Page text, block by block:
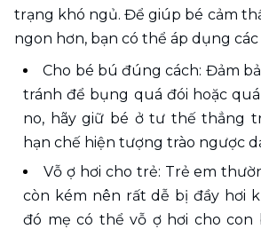
trạng khó ngủ. Để giúp bé cảm
ngon hơn, bạn có thể áp dụng các
Cho bé bú đúng cách: Đảm
tránh để bụng quá đói hoặc
no, hãy giữ bé ở tư thế thẳng
hạn chế hiện tượng trào ngược
Vỗ ợ hơi cho trẻ: Trẻ em
còn kém nên rất dễ bị đầy hơi
đó mẹ có thể vỗ ợ hơi cho con